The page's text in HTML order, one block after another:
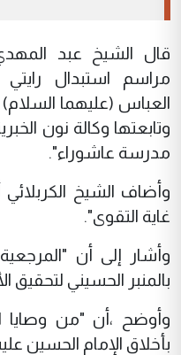
قال الشيخ عبد
مراسم استبدال
العباس (عليهما السلام)
وتابعتها وكالة نون
مدرسة عاشوراء".
وأضاف الشيخ
غاية التقوى".
وأشار إلى أن "المرجعية
بالمنبر الحسيني لتحقيق
وأوضح ،أن "من وصايا
بأخلاق الإمام الحسين